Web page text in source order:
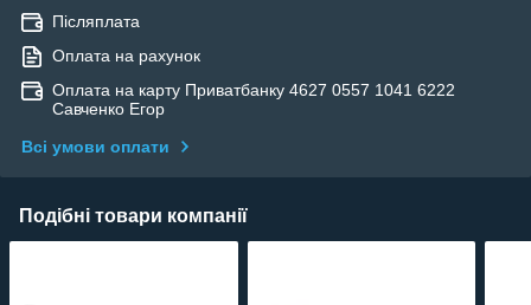
Післяплата
Оплата на рахунок
Оплата на карту Приватбанку 4627 0557 1041 6222
Савченко Егор
Всі умови оплати
Подібні товари компанії